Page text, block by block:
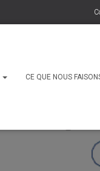
CE QUE NOUS